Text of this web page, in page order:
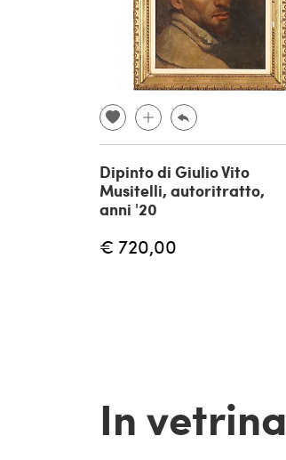
Dipinto di Giulio Vito
Musitelli, autoritratto,
anni '20
€ 720,00
In vetrina